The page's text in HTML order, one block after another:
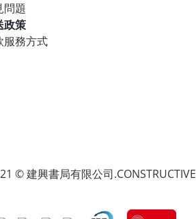
問題
政策
服務方式
© 建興書局有限公司